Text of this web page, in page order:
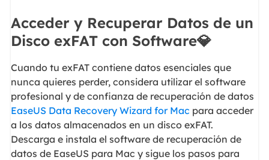
Acceder y Recuperar Datos de un
Disco exFAT con Software💎
Cuando tu exFAT contiene datos esenciales que
nunca quieres perder, considera utilizar el software
profesional y de confianza de recuperación de datos
EaseUS Data Recovery Wizard for Mac para acceder
a los datos almacenados en un disco exFAT.
Descarga e instala el software de recuperación de
datos de EaseUS para Mac y sigue los pasos para